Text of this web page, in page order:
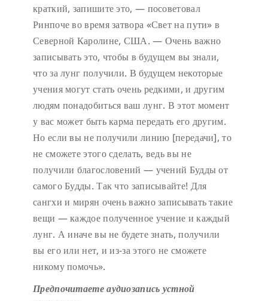
краткий, запишите это, — посоветовал
Ринпоче во время затвора «Свет на пути» в
Северной Каролине, США. — Очень важно
записывать это, чтобы в будущем вы знали,
что за лунг получили. В будущем некоторые
учения могут стать очень редкими, и другим
людям понадобиться ваш лунг. В этот момент
у вас может быть карма передать его другим.
Но если вы не получили линию [передачи], то
не сможете этого сделать, ведь вы не
получили благословений — учений Будды от
самого Будды. Так что записывайте! Для
сангхи и мирян очень важно записывать такие
вещи — каждое полученное учение и каждый
лунг. А иначе вы не будете знать, получили
вы его или нет, и из-за этого не сможете
никому помочь».
Предпочитаете аудиозапись устной